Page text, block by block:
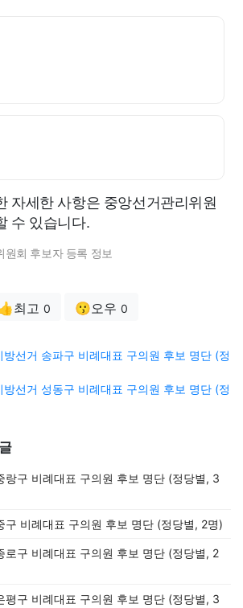
자세한 사항은 중앙선거관리위원
수 있습니다.
회 후보자 등록 정보
👍최고 0 😗오우 0
선거 송파구 비례대표 구의원 후보 명단 (정
선거 성동구 비례대표 구의원 후보 명단 (정
구 비례대표 구의원 후보 명단 (정당별, 3
비례대표 구의원 후보 명단 (정당별, 2명)
구 비례대표 구의원 후보 명단 (정당별, 2
구 비례대표 구의원 후보 명단 (정당별, 3